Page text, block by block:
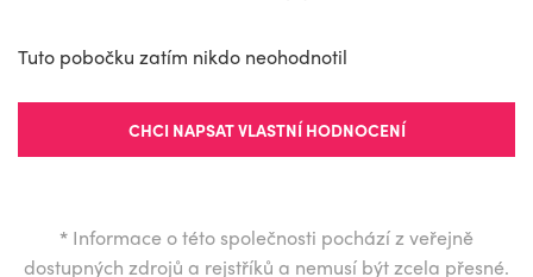
Tuto pobočku zatím nikdo neohodnotil
CHCI NAPSAT VLASTNÍ HODNOCENÍ
* Informace o této společnosti pochází z veřejně
dostupných zdrojů a rejstříků a nemusí být zcela přesné.